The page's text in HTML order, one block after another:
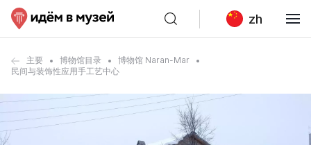
zh
主要 博物馆目录
博物馆 Naran-Mar
民间与装饰性应用手工艺中心